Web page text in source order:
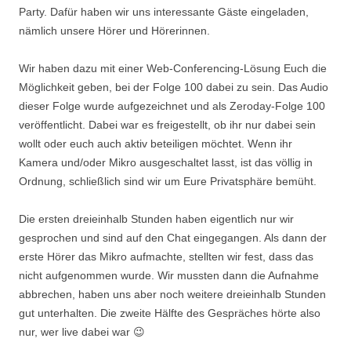
Party. Dafür haben wir uns interessante Gäste eingeladen,
nämlich unsere Hörer und Hörerinnen.
Wir haben dazu mit einer Web-Conferencing-Lösung Euch die
Möglichkeit geben, bei der Folge 100 dabei zu sein. Das Audio
dieser Folge wurde aufgezeichnet und als Zeroday-Folge 100
veröffentlicht. Dabei war es freigestellt, ob ihr nur dabei sein
wollt oder euch auch aktiv beteiligen möchtet. Wenn ihr
Kamera und/oder Mikro ausgeschaltet lasst, ist das völlig in
Ordnung, schließlich sind wir um Eure Privatsphäre bemüht.
Die ersten dreieinhalb Stunden haben eigentlich nur wir
gesprochen und sind auf den Chat eingegangen. Als dann der
erste Hörer das Mikro aufmachte, stellten wir fest, dass das
nicht aufgenommen wurde. Wir mussten dann die Aufnahme
abbrechen, haben uns aber noch weitere dreieinhalb Stunden
gut unterhalten. Die zweite Hälfte des Gespräches hörte also
nur, wer live dabei war 😉